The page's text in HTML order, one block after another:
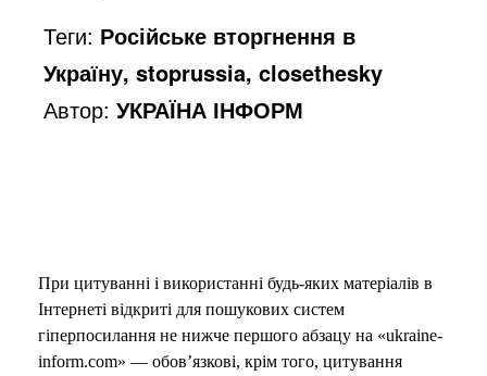
Теги: Російське вторгнення в
Україну, stoprussia, closethesky
Автор:УКРАЇНА ІНФОРМ
При цитуванні і використанні будь-яких матеріалів в
Інтернеті відкриті для пошукових систем
гіперпосилання не нижче першого абзацу на «ukraine-
inform.com» — обов’язкові, крім того, цитування